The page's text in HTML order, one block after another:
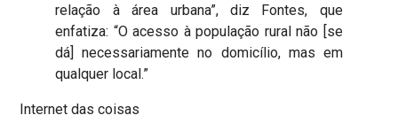
relação à área urbana”, diz Fontes, que
enfatiza: “O acesso à população rural não [se
dá] necessariamente no domicílio, mas em
qualquer local.”
Internet das coisas